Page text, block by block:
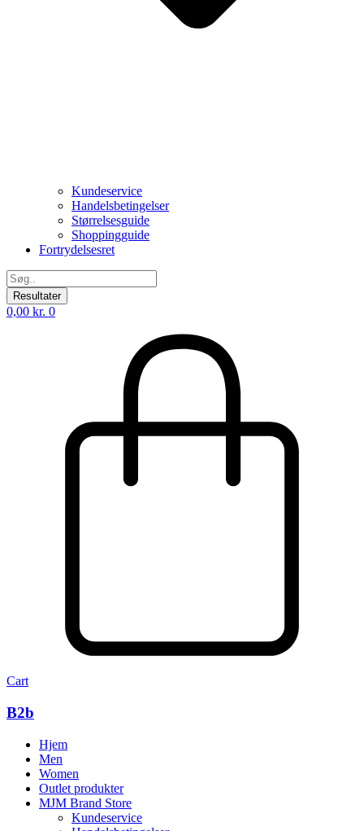
Kundeservice
Handelsbetingelser
Størrelsesguide
Shoppingguide
Fortrydelsesret
Search
...Resultater
0,00 kr. 0
Cart
B2b
Hjem
Men
Women
Outlet produkter
MJM Brand Store
Kundeservice